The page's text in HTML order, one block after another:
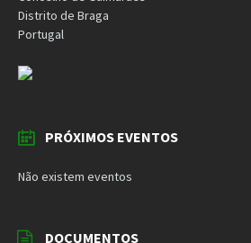
Distrito de Braga
Portugal
PRÓXIMOS EVENTOS
Não existem eventos
DOCUMENTOS